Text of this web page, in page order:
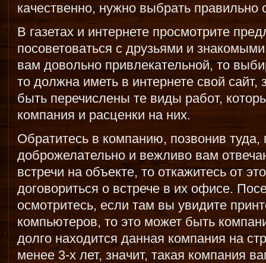
качественно, нужно выбрать
В газетах и интернете просмотрите
посоветоваться с друзьями и
вам довольно привлекательной, то
то должна иметь в интернете свой
быть перечислены те виды работ,
компания и расценки на них.
Обратитесь в компанию, позвонив туда,
доброжелательно и вежливо вам
встречи на объекте, то откажитесь от
договориться о встрече в их офисе.
осмотритесь, если там вы увидите
компьютеров, то это может быть
долго находится данная компания на
менее 3-х лет, значит, такая компания